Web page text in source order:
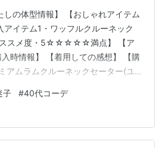
しの体型情報】 【おしゃれアイテム
アイテム1・ワッフルクルーネック
ススメ度・5☆☆☆☆☆満点】 【ア
時情報】 【着用しての感想】 【購
アムラムクルーネックセーター(ユ
用しての感想】 【着用コーデその
2】 【10月の購入費は…合計3280
【おわりに&次回予告】 【はじめ
で家計ひっ迫！ でもおしゃれは諦め
子 #40代コーデ